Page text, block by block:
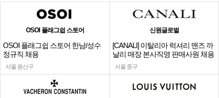
OSOI 플래그쉽 스토어
OSOI 플래그쉽 스토어 한남/성수
정규직 채용
서울 용산구
신원글로벌
[CANALI] 이탈리아 럭셔리 맨즈 까
날리 매장 본사직영 판매사원 채용
서울 중구